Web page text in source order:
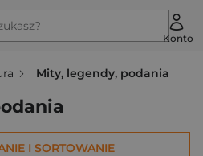
Konto
Mity, legendy, podania
I SORTOWANIE